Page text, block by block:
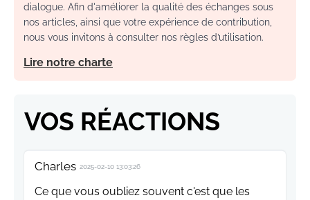
dialogue. Afin d'améliorer la qualité des échanges sous
nos articles, ainsi que votre expérience de contribution,
nous vous invitons à consulter nos règles d’utilisation.
Lire notre charte
VOS RÉACTIONS
Charles 2025-02-10 13:03:26
Ce que vous oubliez souvent c'est que les